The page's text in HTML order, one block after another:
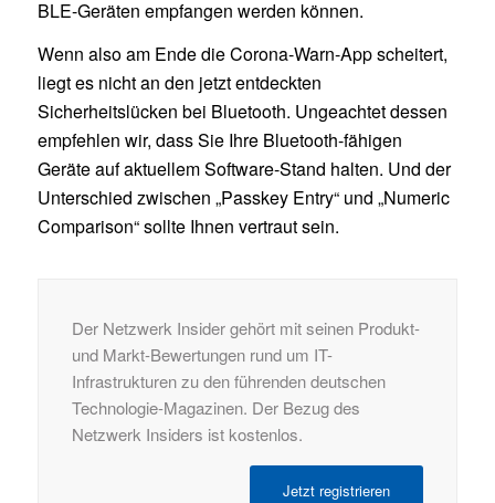
BLE-Geräten empfangen werden können.
Wenn also am Ende die Corona-Warn-App scheitert,
liegt es nicht an den jetzt entdeckten
Sicherheitslücken bei Bluetooth. Ungeachtet dessen
empfehlen wir, dass Sie Ihre Bluetooth-fähigen
Geräte auf aktuellem Software-Stand halten. Und der
Unterschied zwischen „Passkey Entry“ und „Numeric
Comparison“ sollte Ihnen vertraut sein.
Der Netzwerk Insider gehört mit seinen Produkt-
und Markt-Bewertungen rund um IT-
Infrastrukturen zu den führenden deutschen
Technologie-Magazinen. Der Bezug des
Netzwerk Insiders ist kostenlos.
Jetzt registrieren